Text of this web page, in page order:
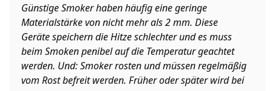
Günstige Smoker haben häufig eine geringe
Materialstärke von nicht mehr als 2 mm. Diese
Geräte speichern die Hitze schlechter und es muss
beim Smoken penibel auf die Temperatur geachtet
werden. Und: Smoker rosten und müssen regelmäßig
vom Rost befreit werden. Früher oder später wird bei